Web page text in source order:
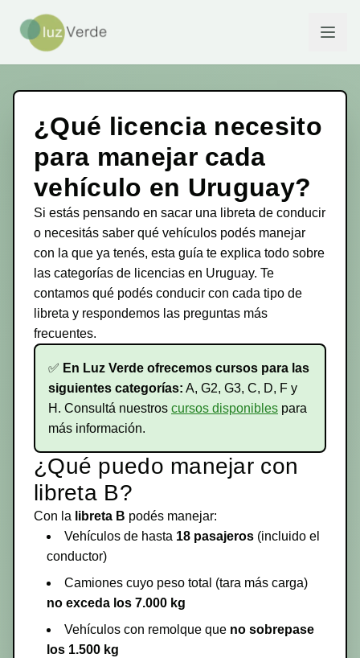
¿Qué licencia necesito
para manejar cada
vehículo en Uruguay?
Si estás pensando en sacar una libreta de conducir
o necesitás saber qué vehículos podés manejar
con la que ya tenés, esta guía te explica todo sobre
las categorías de licencias en Uruguay. Te
contamos qué podés conducir con cada tipo de
libreta y respondemos las preguntas más
frecuentes.
✅ En Luz Verde ofrecemos cursos para las
siguientes categorías: A, G2, G3, C, D, F y
H. Consultá nuestros cursos disponibles para
más información.
¿Qué puedo manejar con
libreta B?
Con la libreta B podés manejar:
Vehículos de hasta 18 pasajeros (incluido el
conductor)
Camiones cuyo peso total (tara más carga)
no exceda los 7.000 kg
Vehículos con remolque que no sobrepase
los 1.500 kg